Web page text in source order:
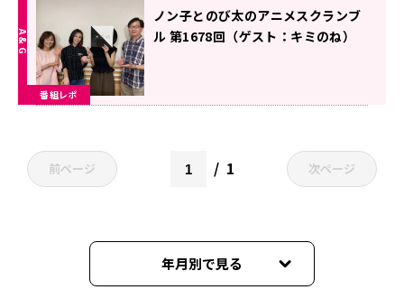
番組レポ
ノン子とのび太のアニメスクランブ
ル 第1678回（ゲスト：キミのね）
前ページ 1 次ページ
年月別で見る